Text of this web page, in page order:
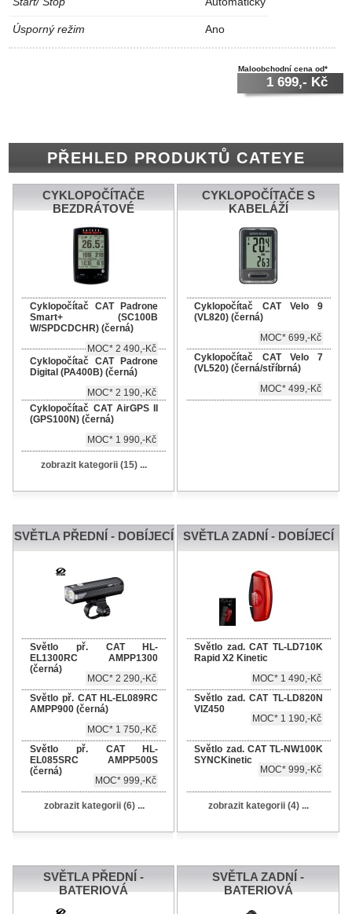
Úsporný režim Ano
Maloobchodní cena od*
1 699,- Kč
PŘEHLED PRODUKTŮ CATEYE
CYKLOPOČÍTAČE
BEZDRÁTOVÉ
Cyklopočítač CAT Padrone
Smart+ (SC100B
W/SPDCDCHR) (černá)
MOC* 2 490,-Kč
Cyklopočítač CAT Padrone
Digital (PA400B) (černá)
MOC* 2 190,-Kč
Cyklopočítač CAT AirGPS II
(GPS100N) (černá)
MOC* 1 990,-Kč
zobrazit kategorii (15) ...
CYKLOPOČÍTAČE S
KABELÁŽÍ
Cyklopočítač CAT Velo 9
(VL820) (černá)
MOC* 699,-Kč
Cyklopočítač CAT Velo 7
(VL520) (černá/stříbrná)
MOC* 499,-Kč
SVĚTLA PŘEDNÍ - DOBÍJECÍ
Světlo př. CAT HL-
EL1300RC AMPP1300
(černá)
MOC* 2 290,-Kč
Světlo př. CAT HL-EL089RC
AMPP900 (černá)
MOC* 1 750,-Kč
Světlo př. CAT HL-
EL085SRC AMPP500S
(černá)
MOC* 999,-Kč
zobrazit kategorii (6) ...
SVĚTLA ZADNÍ - DOBÍJECÍ
Světlo zad. CAT TL-LD710K
Rapid X2 Kinetic
MOC* 1 490,-Kč
Světlo zad. CAT TL-LD820N
VIZ450
MOC* 1 190,-Kč
Světlo zad. CAT TL-NW100K
SYNCKinetic
MOC* 999,-Kč
zobrazit kategorii (4) ...
SVĚTLA PŘEDNÍ -
BATERIOVÁ
SVĚTLA ZADNÍ -
BATERIOVÁ